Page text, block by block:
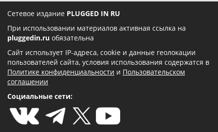
Сетевое издание PLUGGED IN RU
При использовании материалов активная ссылка на
pluggedin.ru обязательна
Сайт использует IP-адреса, cookie и данные геолокации
пользователей сайта, условия использования содержатся в
Политике конфиденциальности и Пользовательском
соглашении
Социальные сети: